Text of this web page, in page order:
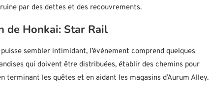
par des dettes et des recouvrements.
de Honkai: Star Rail
sembler intimidant, l’événement comprend quelques
qui doivent être distribuées, établir des chemins pour
les quêtes et en aidant les magasins d’Aurum Alley.